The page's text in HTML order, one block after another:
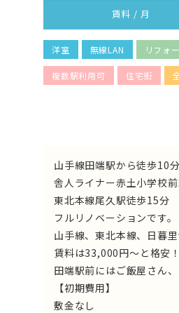
賃料 / 月
洋室 無線LAN リフォ
複数駅利用可 住宅街
山手線田端駅から徒歩10分
舎人ライナー赤土小学校
東北本線尾久駅徒歩15分
フルリノベーションです。
山手線、東北本線、日暮
賃料は33,000円～と格安！
田端駅前にはご飯屋さん
【初期費用】
敷金なし